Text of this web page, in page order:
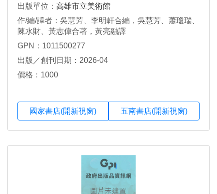
出版單位： 高雄市立美術館
作/編/譯者：吳慧芳、李明軒合編，吳慧芳、蕭瓊瑞、
陳水財、黃志偉合著，黃亮融譯
GPN：1011500277
出版／創刊日期：2026-04
價格：1000
國家書店(開新視窗) 五南書店(開新視窗)